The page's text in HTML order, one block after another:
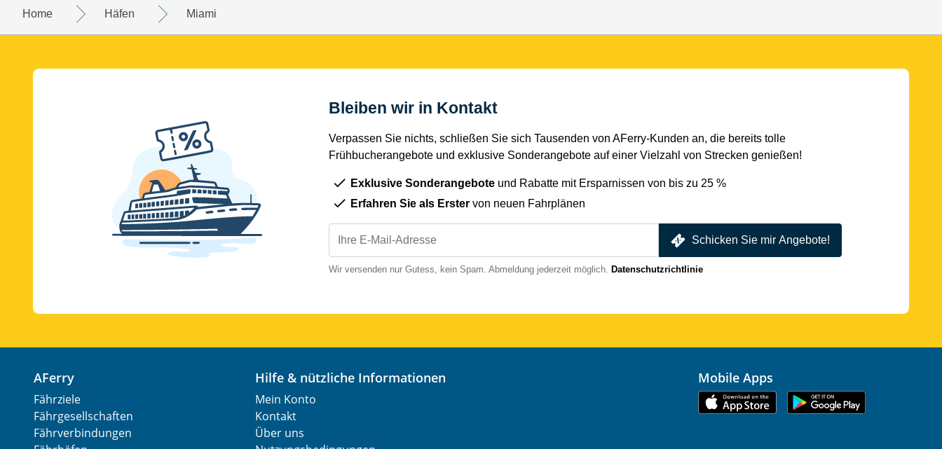
Home Häfen Miami
Bleiben wir in Kontakt
Verpassen Sie nichts, schließen Sie sich Tausenden von AFerry-Kunden an, die bereits tolle
Frühbucherangebote und exklusive Sonderangebote auf einer Vielzahl von Strecken genießen!
Exklusive Sonderangebote und Rabatte mit Ersparnissen von bis zu 25 %
Erfahren Sie als Erster von neuen Fahrplänen
Schicken Sie mir Angebote!
Wir versenden nur Gutess, kein Spam. Abmeldung jederzeit möglich. Datenschutzrichtlinie
AFerry
Fährziele
Fährgesellschaften
Fährverbindungen
Hilfe & nützliche Informationen
Mein Konto
Kontakt
Über uns
Mobile Apps